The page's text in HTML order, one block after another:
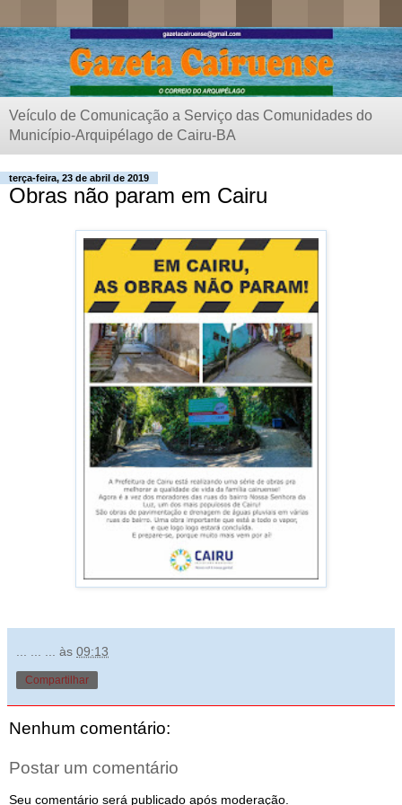
Veículo de Comunicação a Serviço das Comunidades do
Município-Arquipélago de Cairu-BA
terça-feira, 23 de abril de 2019
Obras não param em Cairu
às 09:13
Compartilhar
Nenhum comentário:
Postar um comentário
Seu comentário será publicado após moderação.